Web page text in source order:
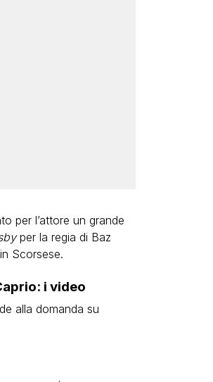
per l’attore un grande
per la regia di Baz
Scorsese.
i video
alla domanda su